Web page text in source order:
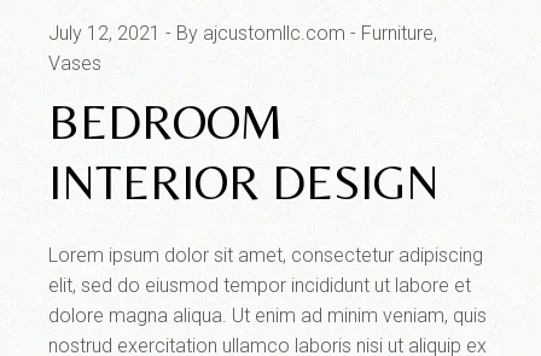
July 12, 2021 By ajcustomllc.com
Furniture
Vases
BEDROOM
INTERIOR DESIGN
Lorem ipsum dolor sit amet, consectetur adipiscing
elit, sed do eiusmod tempor incididunt ut labore et
dolore magna aliqua. Ut enim ad minim veniam, quis
nostrud exercitation ullamco laboris nisi ut aliquip ex